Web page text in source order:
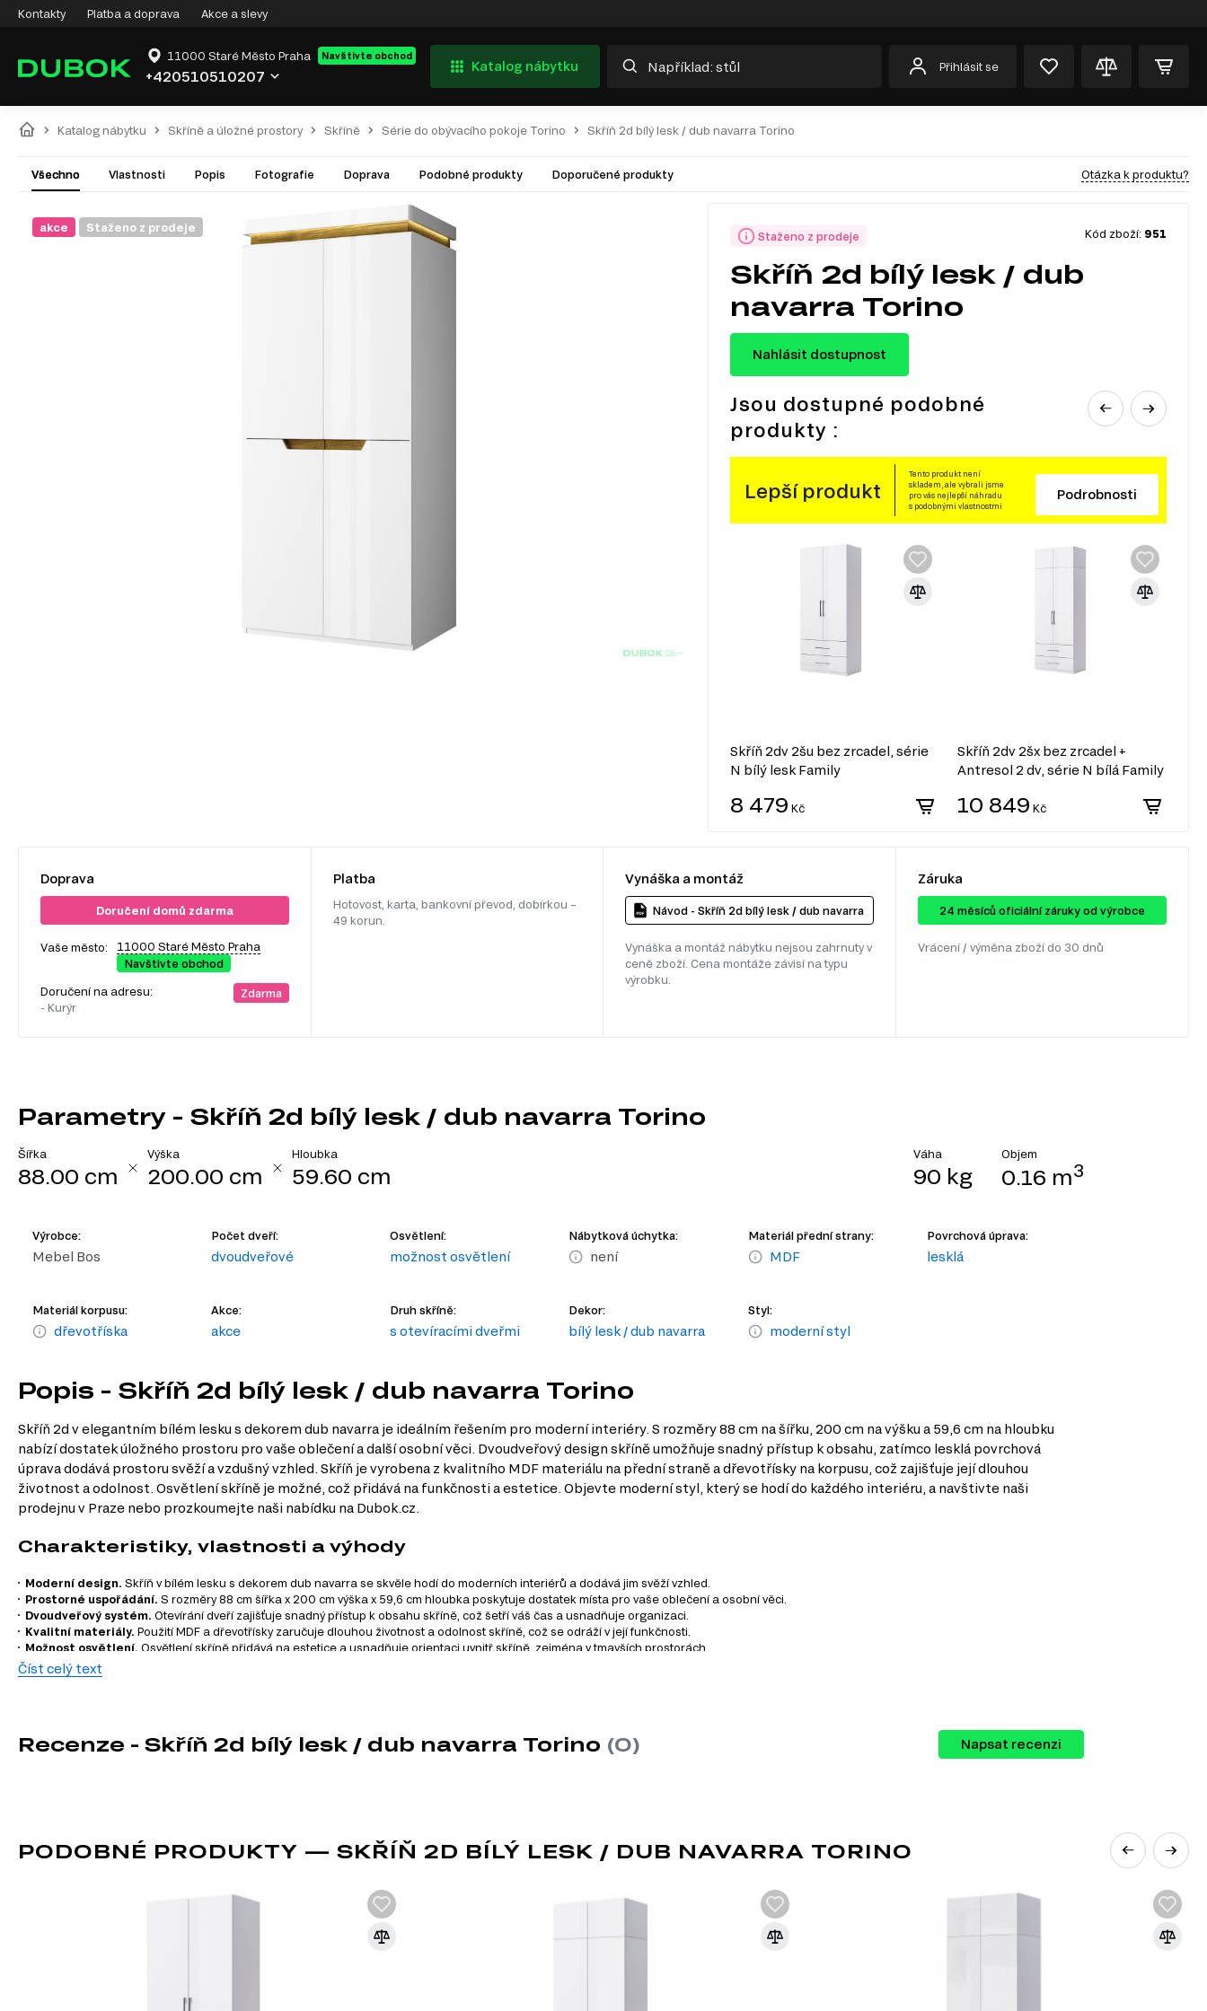
Kontakty Platba a doprava Akce a slevy
11000 Staré Město Praha Navštivte obchod
+420510510207
Katalog nábytku Přihlásit se
Katalog nábytku Skříně a úložné prostory Skříně Série do obývacího pokoje Torino Skříň 2d bílý lesk / dub navarra Torino
Všechno Vlastnosti Popis Fotografie Doprava Podobné produkty Doporučené produkty Otázka k produktu?
akce Staženo z prodeje
Staženo z prodeje Kód zboží: 951
Skříň 2d bílý lesk / dub
navarra Torino
Nahlásit dostupnost
Jsou dostupné podobné
produkty :
Lepší produkt
Tento produkt není
skladem, ale vybrali jsme
pro vás nejlepší náhradu
s podobnými vlastnostmi
Podrobnosti
Skříň 2dv 2šu bez zrcadel, série
N bílý lesk Family
8 479 Kč
Skříň 2dv 2šx bez zrcadel +
Antresol 2 dv, série N bílá Family
10 849 Kč
Doprava
Doručení domů zdarma
Vaše město:
11000 Staré Město Praha
Navštivte obchod
Doručení na adresu:
- Kurýr
Zdarma
Platba
Hotovost, karta, bankovní převod, dobírkou –
49 korun.
Vynáška a montáž
Návod - Skříň 2d bílý lesk / dub navarra
Vynáška a montáž nábytku nejsou zahrnuty v
ceně zboží. Cena montáže závisí na typu
výrobku.
Záruka
24 ​​​​měsíců oficiální záruky od výrobce
Vrácení / výměna zboží do 30 dnů
Parametry - Skříň 2d bílý lesk / dub navarra Torino
Šířka
88.00 cm
Výška
200.00 cm
Hloubka
59.60 cm
Váha
90 kg
Objem
0.16 m3
Výrobce:
Mebel Bos
Počet dveří:
dvoudveřové
Osvětlení:
možnost osvětlení
Nábytková úchytka:
není
Materiál přední strany:
MDF
Povrchová úprava:
lesklá
Materiál korpusu:
dřevotříska
Akce:
akce
Druh skříně:
s otevíracími dveřmi
Dekor:
bílý lesk / dub navarra
Styl:
moderní styl
Popis - Skříň 2d bílý lesk / dub navarra Torino
Skříň 2d v elegantním bílém lesku s dekorem dub navarra je ideálním řešením pro moderní interiéry. S rozměry 88 cm na šířku, 200 cm na výšku a 59,6 cm na hloubku
nabízí dostatek úložného prostoru pro vaše oblečení a další osobní věci. Dvoudveřový design skříně umožňuje snadný přístup k obsahu, zatímco lesklá povrchová
úprava dodává prostoru svěží a vzdušný vzhled. Skříň je vyrobena z kvalitního MDF materiálu na přední straně a dřevotřísky na korpusu, což zajišťuje její dlouhou
životnost a odolnost. Osvětlení skříně je možné, což přidává na funkčnosti a estetice. Objevte moderní styl, který se hodí do každého interiéru, a navštivte naši
prodejnu v Praze nebo prozkoumejte naši nabídku na Dubok.cz.
Charakteristiky, vlastnosti a výhody
Moderní design. Skříň v bílém lesku s dekorem dub navarra se skvěle hodí do moderních interiérů a dodává jim svěží vzhled.
Prostorné uspořádání. S rozměry 88 cm šířka x 200 cm výška x 59,6 cm hloubka poskytuje dostatek místa pro vaše oblečení a osobní věci.
Dvoudveřový systém. Otevírání dveří zajišťuje snadný přístup k obsahu skříně, což šetří váš čas a usnadňuje organizaci.
Kvalitní materiály. Použití MDF a dřevotřísky zaručuje dlouhou životnost a odolnost skříně, což se odráží v její funkčnosti.
Možnost osvětlení. Osvětlení skříně přidává na estetice a usnadňuje orientaci uvnitř skříně, zejména v tmavších prostorách.
Informace o sérii nábytku
podle svých potřeb:
Nástěnné police a skříňky
MDF je jedním z nejoblíbenějších materiálů v nábytkářském průmyslu. Vyrábí se z
dřevěných vláken lisováním pod vysokým tlakem a teplotou za přidání speciálních
Číst celý text
Recenze - Skříň 2d bílý lesk / dub navarra Torino (0) Napsat recenzi
PODOBNÉ PRODUKTY — SKŘÍŇ 2D BÍLÝ LESK / DUB NAVARRA TORINO